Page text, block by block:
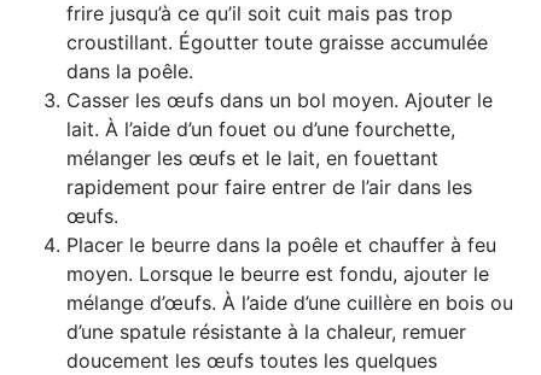
frire jusqu’à ce qu’il soit cuit mais pas trop
croustillant. Égoutter toute graisse accumulée
dans la poêle.
Casser les œufs dans un bol moyen. Ajouter le
lait. À l’aide d’un fouet ou d’une fourchette,
mélanger les œufs et le lait, en fouettant
rapidement pour faire entrer de l’air dans les
œufs.
Placer le beurre dans la poêle et chauffer à feu
moyen. Lorsque le beurre est fondu, ajouter le
mélange d’œufs. À l’aide d’une cuillère en bois ou
d’une spatule résistante à la chaleur, remuer
doucement les œufs toutes les quelques